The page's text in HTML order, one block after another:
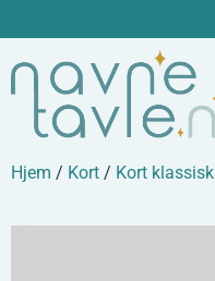
Hjem / Kort / Kort klassisk